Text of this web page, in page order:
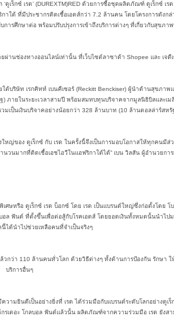
ร็กซ์ เรด’ (DUREXTM)RED ด้วยการซื้อชุดผลิตภัณฑ์ ดูเร็กซ์ เร
ใต้ ที่มีประชากรติดเชื้อเอดส์กว่า 7.2 ล้านคน โดยโครงการดังกล่
ศึกษาต่อ พร้อมปรับปรุงการเข้าถึงบริการต่างๆ ที่เกี่ยวกับสุขภาพ
านช่องทางออนไลน์เท่านั้น ที่เว็บไซต์ลาซาด้า Shopee และ เจดี
ต้บริษัท เรกคิทท์ เบนคีเซอร์ (Reckitt Benckiser) ผู้นำด้านสุขภา
ภายในระยะเวลาสามปี พร้อมสมทบทุนบริจาคจากมูลนิธิบิลและเม
มเป็นเงินบริจาคอย่างน้อยกว่า 328 ล้านบาท (10 ล้านดอลล่าร์สหรั
ของ ดูเร็กซ์ กับ เรด ในครั้งนี้จึงเป็นการมอบโอกาสให้ทุกคนมีส่
นมากที่ติดเชื้อเอชไอวีในแอฟริกาใต้ได้” เบน วิลสัน ผู้อำนวยการ
ษหรือ ดูเร็กซ์ เรด บ็อกซ์ โดย เรด เป็นแบรนด์ใหญ่ซึ่งก่อตั้งโดย โ
ฟันด์ ที่ตั้งขึ้นเพื่อต่อสู้กับโรคเอดส์ โดยยอดเงินทั้งหมดนั้นนำไปม
ได้นำไปช่วยเหลือคนที่จำเป็นจริงๆ
กว่า 110 ล้านคนทั่วโลก ด้วยวิธีต่างๆ ทั้งด้านการป้องกัน รักษา ใ
บริการอื่นๆ
วามยินดีเป็นอย่างยิ่งที่ เรด ได้ร่วมมือกับแบรนด์ระดับโลกอย่างดู
รเดอะ โกลบอล ฟันด์แล้วนั้น ผลิตภัณฑ์จากความร่วมมือ เรด ยัง